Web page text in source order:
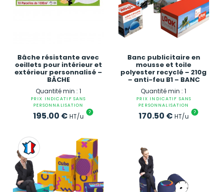
Bâche résistante avec
oeillets pour intérieur et
extérieur personnalisé –
BÂCHE
Quantité min : 1
PRIX INDICATIF SANS
PERSONNALISATION
195.00 € HT/u ?
Banc publicitaire en
mousse et toile
polyester recyclé – 210g
– anti-feu B1 – BANC
Quantité min : 1
PRIX INDICATIF SANS
PERSONNALISATION
170.50 € HT/u ?